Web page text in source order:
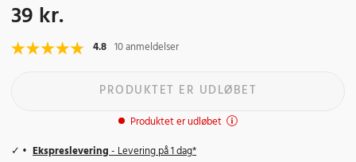
Pris: 39 kr.
39 kr.
4.8 10 anmeldelser
PRODUKTET ER UDLØBET
Produktet er udløbet
Ekspreslevering- Levering på 1 dag*